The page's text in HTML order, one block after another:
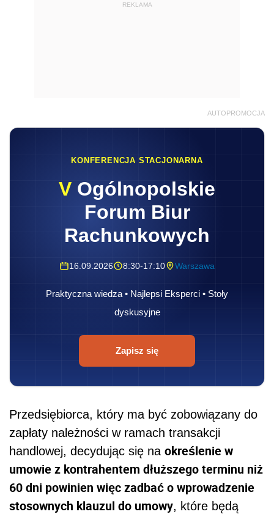
REKLAMA
AUTOPROMOCJA
KONFERENCJA STACJONARNA
V Ogólnopolskie
Forum Biur
Rachunkowych
16.09.2026 8:30-17:10 Warszawa
Praktyczna wiedza • Najlepsi Eksperci • Stoły
dyskusyjne
Zapisz się
Przedsiębiorca, który ma być zobowiązany do
zapłaty należności w ramach transakcji
handlowej, decydując się na określenie w
umowie z kontrahentem dłuższego terminu niż
60 dni powinien więc zadbać o wprowadzenie
stosownych klauzul do umowy, które będą